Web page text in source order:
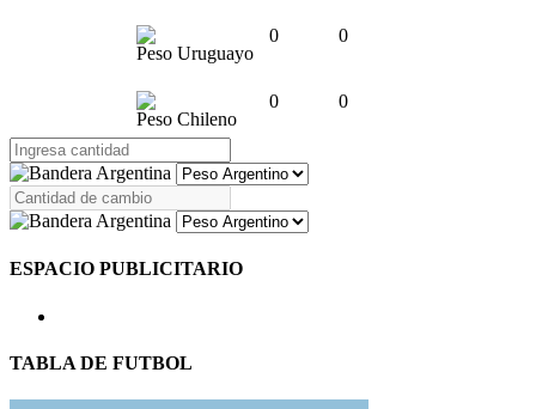
Peso Uruguayo
0 0
Peso Chileno
0 0
ESPACIO PUBLICITARIO
TABLA DE FUTBOL